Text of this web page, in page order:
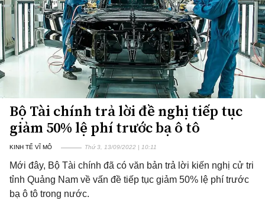
Bộ Tài chính trả lời đề nghị tiếp tục
giảm 50% lệ phí trước bạ ô tô
KINH TẾ VĨ MÔ Thứ 3, 13/09/2022 | 10:11
Mới đây, Bộ Tài chính đã có văn bản trả lời kiến nghị cử tri
tỉnh Quảng Nam về vấn đề tiếp tục giảm 50% lệ phí trước
bạ ô tô trong nước.